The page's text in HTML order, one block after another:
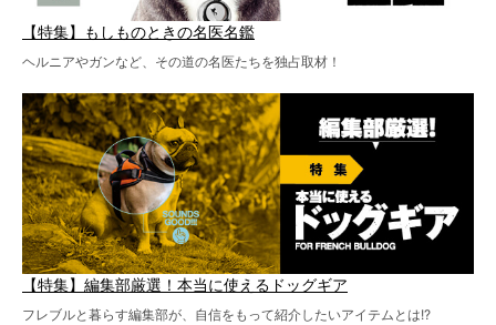
【特集】もしものときの名医名鑑
ヘルニアやガンなど、その道の名医たちを独占取材！
【特集】編集部厳選！本当に使えるドッグギア
フレブルと暮らす編集部が、自信をもって紹介したいアイテムとは!?